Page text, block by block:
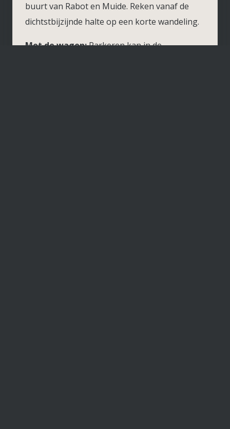
buurt van Rabot en Muide. Reken vanaf de
dichtstbijzijnde halte op een korte wandeling.
Met de wagen:Parkeren kan in de